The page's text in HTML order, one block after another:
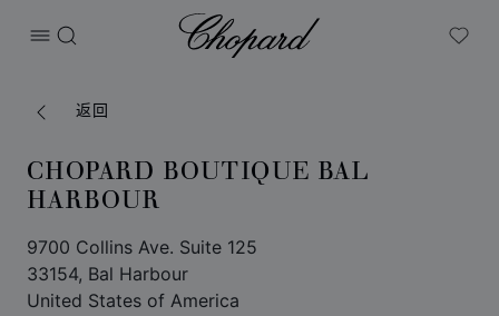
打开菜单
搜索
Chopard
My
返回
CHOPARD BOUTIQUE BAL
HARBOUR
9700 Collins Ave. Suite 125
33154, Bal Harbour
United States of America